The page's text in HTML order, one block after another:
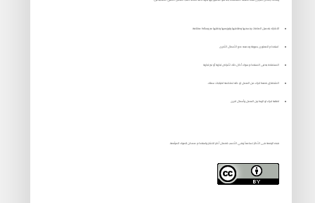
التشارك بتحميل الملفات ونسخها وطباعتها وتوزيعها ونقلها عبر وسائط مختلفة.
استخدام المحتوى بمرونة ودمجه مع الأعمال الأخرى
الاستفادة به فى الاستخدام سواء أكان ذلك لأغراض تجارية أو غير تجارية
الاشتقاق ضغط اجزاء من العمل او كله لملائمة احتياجات عملك.
اضافة اجزاء او الربط بين العمل وأعمال اخرى
هذه الرخصة هى الأكثر تسامحاً وهي الأنسب لضمان أكبر انتشار واستخدام ممكن للمواد المرخَّصة.